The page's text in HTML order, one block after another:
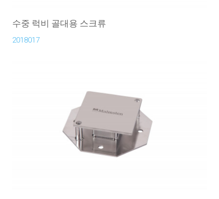
수중 럭비 골대용 스크류
2018017